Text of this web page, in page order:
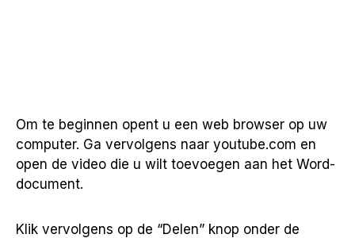
Om te beginnen opent u een web browser op uw
computer. Ga vervolgens naar youtube.com en
open de video die u wilt toevoegen aan het Word-
document.
Klik vervolgens op de “Delen” knop onder de